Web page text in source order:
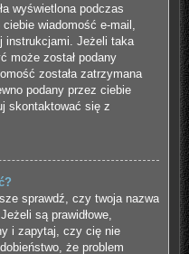
wyświetlona podczas
wiadomość e-mail,
instrukcjami. Jeżeli taka
może został podany
została zatrzymana
podany przez ciebie
skontaktować się z
sprawdź, czy twoja nazwa
są prawidłowe,
i zapytaj, czy cię nie
że problem